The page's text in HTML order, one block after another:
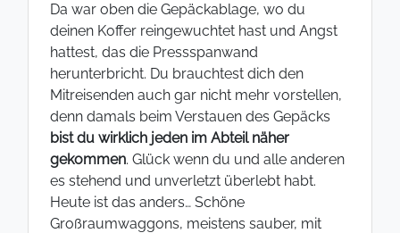
Da war oben die Gepäckablage, wo du
deinen Koffer reingewuchtet hast und Angst
hattest, das die Pressspanwand
herunterbricht. Du brauchtest dich den
Mitreisenden auch gar nicht mehr vorstellen,
denn damals beim Verstauen des Gepäcks
bist du wirklich jeden im Abteil näher
gekommen. Glück wenn du und alle anderen
es stehend und unverletzt überlebt habt.
Heute ist das anders… Schöne
Großraumwaggons, meistens sauber, mit